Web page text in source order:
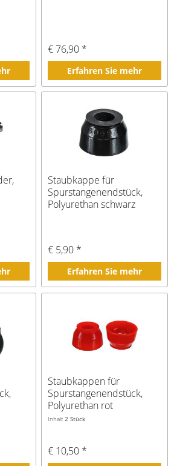
€ 76,90 *
Erfahren Sie mehr
Staubkappe für
Spurstangenendstück,
Polyurethan schwarz
€ 5,90 *
Erfahren Sie mehr
Staubkappen für
Spurstangenendstück,
Polyurethan rot
Inhalt2 Stück
€ 10,50 *